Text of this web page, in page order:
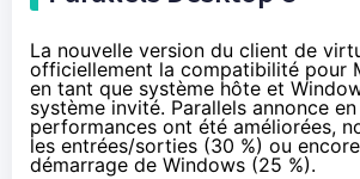
La nouvelle version du client de
officiellement la compatibilité pour
en tant que système hôte et
système invité. Parallels annonce
performances ont été améliorées,
les entrées/sorties (30 %) ou
démarrage de Windows (25 %).